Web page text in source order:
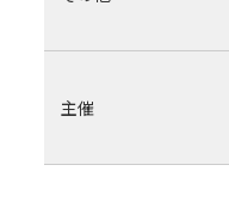
主催